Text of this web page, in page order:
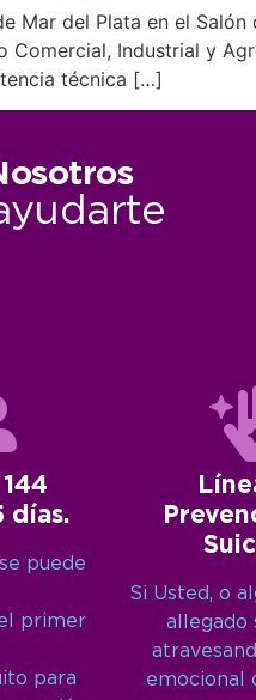
Mar del Plata en el
Comercial, Industrial y
técnica […]
días.
puede
primer
para
Si Usted, o
allegado
emocional